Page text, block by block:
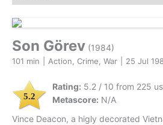
Son Görev (1984)
101 min Action, Crime, War 25 Jul
5.2
Rating: 5.2 / 10 from 225
Metascore: N/A
Vince Deacon, a higly decorated